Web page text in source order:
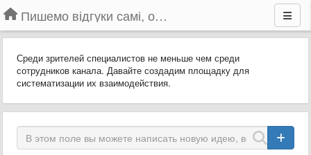
Пишемо відгуки самі, обговорюємо інші ідеї та пропозиції до Громадського Телебачення
Среди зрителей специалистов не меньше чем среди
сотрудников канала. Давайте создадим площадку для
систематизации их взаимодействия.